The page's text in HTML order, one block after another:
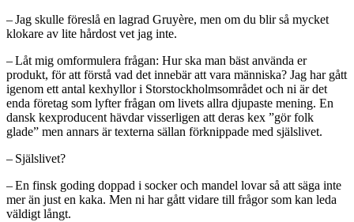
– Jag skulle föreslå en lagrad Gruyère, men om du blir så mycket
klokare av lite hårdost vet jag inte.
– Låt mig omformulera frågan: Hur ska man bäst använda er
produkt, för att förstå vad det innebär att vara människa? Jag har gått
igenom ett antal kexhyllor i Storstockholmsområdet och ni är det
enda företag som lyfter frågan om livets allra djupaste mening. En
dansk kexproducent hävdar visserligen att deras kex ”gör folk
glade” men annars är texterna sällan förknippade med själslivet.
– Själslivet?
– En finsk goding doppad i socker och mandel lovar så att säga inte
mer än just en kaka. Men ni har gått vidare till frågor som kan leda
väldigt långt.